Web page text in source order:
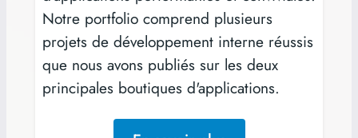
Notre portfolio comprend plusieurs
projets de développement interne réussis
que nous avons publiés sur les deux
principales boutiques d'applications.